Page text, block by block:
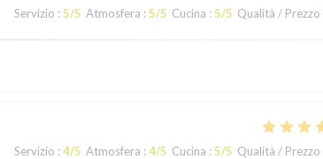
Servizio : 5/5 Atmosfera : 5/5 Cucina : 5/5 Qualità / Prezzo
Servizio : 4/5 Atmosfera : 4/5 Cucina : 5/5 Qualità / Prezzo